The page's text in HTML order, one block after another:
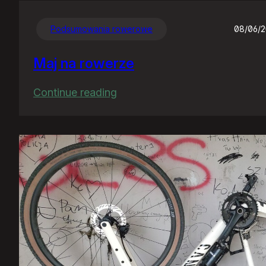
Podsumowania rowerowe 08/06/
Maj na rowerze
Continue reading
rowerze